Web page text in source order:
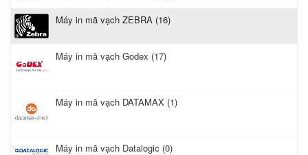
Máy in mã vạch ZEBRA (16)
Máy in mã vạch Godex (17)
Máy in mã vạch DATAMAX (1)
Máy in mã vạch Datalogic (0)